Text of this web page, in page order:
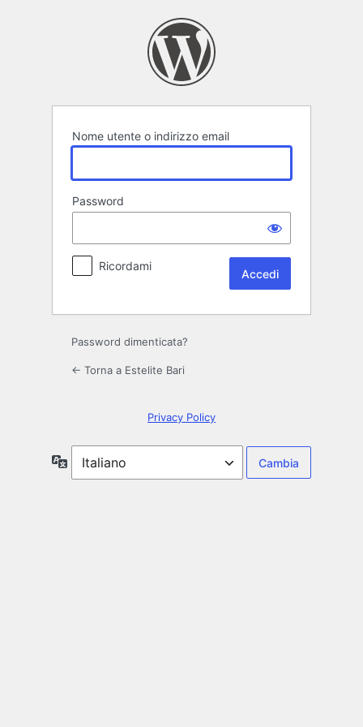
Nome utente o indirizzo email
Password
Ricordami
Password dimenticata?
← Torna a Estelite Bari
Privacy Policy
Lingua